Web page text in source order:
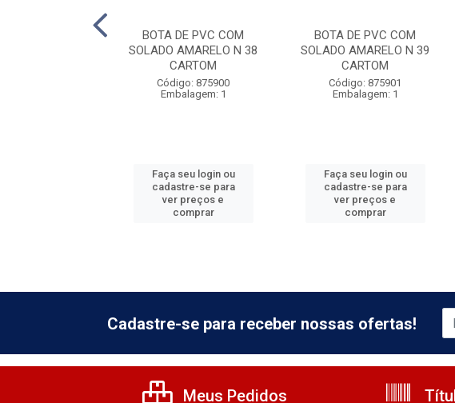
BOTA DE PVC COM
SOLADO AMARELO N 38
CARTOM
Código: 875900
Embalagem: 1
Faça seu login ou
cadastre-se para
ver preços e
comprar
BOTA DE PVC COM
SOLADO AMARELO N 39
CARTOM
Código: 875901
Embalagem: 1
Faça seu login ou
cadastre-se para
ver preços e
comprar
Cadastre-se para receber nossas ofertas!
Meus Pedidos